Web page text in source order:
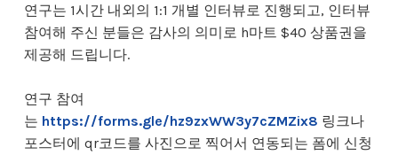
연구는 1시간 내외의 1:1 개별 인터뷰로 진행되고, 인터뷰
참여해 주신 분들은 감사의 의미로 h마트 $40 상품권을
제공해 드립니다.
연구 참여
는 https://forms.gle/hz9zxWW3y7cZMZix8 링크나
포스터에 qr코드를 사진으로 찍어서 연동되는 폼에 신청